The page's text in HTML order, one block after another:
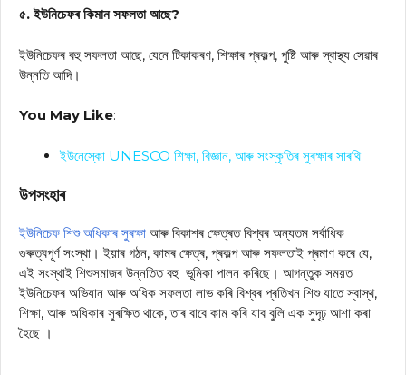
৫. ইউনিচেফৰ কিমান সফলতা আছে?
ইউনিচেফৰ বহু সফলতা আছে, যেনে টিকাকৰণ, শিক্ষাৰ প্ৰকল্প, পুষ্টি আৰু স্বাস্থ্য সেৱাৰ
উন্নতি আদি।
You May Like:
ইউনেস্কো UNESCO শিক্ষা, বিজ্ঞান, আৰু সংস্কৃতিৰ সুৰক্ষাৰ সাৰথি
উপসংহাৰ
ইউনিচেফ শিশু অধিকাৰ সুৰক্ষা আৰু বিকাশৰ ক্ষেত্ৰত বিশ্বৰ অন্যতম সৰ্বাধিক
গুৰুত্বপূৰ্ণ সংস্থা। ইয়াৰ গঠন, কামৰ ক্ষেত্ৰ, প্ৰকল্প আৰু সফলতাই প্ৰমাণ কৰে যে,
এই সংস্থাই শিশুসমাজৰ উন্নতিত বহু ভূমিকা পালন কৰিছে। আগন্তুক সময়ত
ইউনিচেফৰ অভিযান আৰু অধিক সফলতা লাভ কৰি বিশ্বৰ প্ৰতিখন শিশু যাতে স্বাস্থ,
শিক্ষা, আৰু অধিকাৰ সুৰক্ষিত থাকে, তাৰ বাবে কাম কৰি যাব বুলি এক সুদৃঢ় আশা কৰা
হৈছে ।